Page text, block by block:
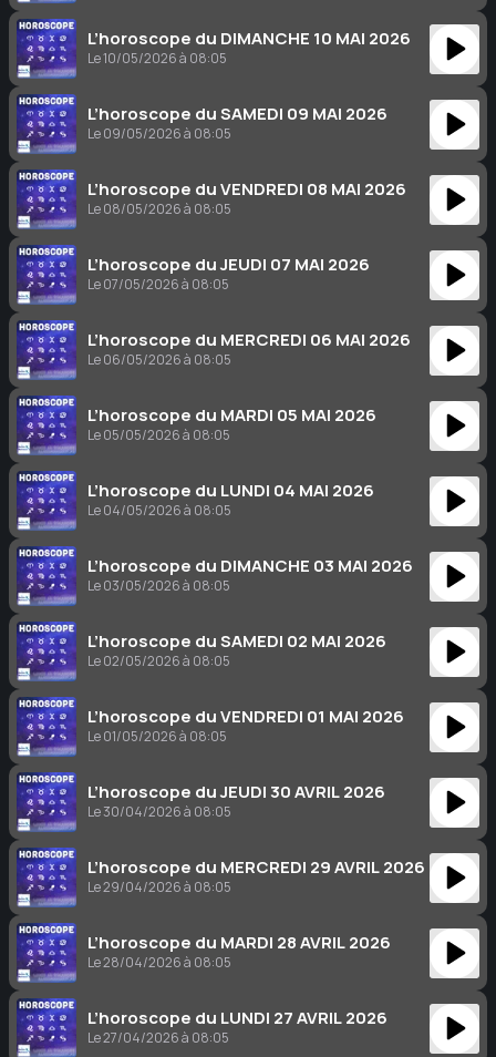
L’horoscope du DIMANCHE 10 MAI 2026
Le 10/05/2026 à 08:05
L’horoscope du SAMEDI 09 MAI 2026
Le 09/05/2026 à 08:05
L’horoscope du VENDREDI 08 MAI 2026
Le 08/05/2026 à 08:05
L’horoscope du JEUDI 07 MAI 2026
Le 07/05/2026 à 08:05
L’horoscope du MERCREDI 06 MAI 2026
Le 06/05/2026 à 08:05
L’horoscope du MARDI 05 MAI 2026
Le 05/05/2026 à 08:05
L’horoscope du LUNDI 04 MAI 2026
Le 04/05/2026 à 08:05
L’horoscope du DIMANCHE 03 MAI 2026
Le 03/05/2026 à 08:05
L’horoscope du SAMEDI 02 MAI 2026
Le 02/05/2026 à 08:05
L’horoscope du VENDREDI 01 MAI 2026
Le 01/05/2026 à 08:05
L’horoscope du JEUDI 30 AVRIL 2026
Le 30/04/2026 à 08:05
L’horoscope du MERCREDI 29 AVRIL 2026
Le 29/04/2026 à 08:05
L’horoscope du MARDI 28 AVRIL 2026
Le 28/04/2026 à 08:05
L’horoscope du LUNDI 27 AVRIL 2026
Le 27/04/2026 à 08:05